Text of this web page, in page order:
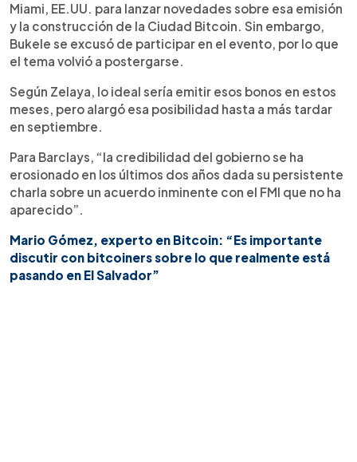
Miami, EE.UU. para lanzar novedades sobre esa emisión
y la construcción de la Ciudad Bitcoin. Sin embargo,
Bukele se excusó de participar en el evento, por lo que
el tema volvió a postergarse.
Según Zelaya, lo ideal sería emitir esos bonos en estos
meses, pero alargó esa posibilidad hasta a más tardar
en septiembre.
Para Barclays, “la credibilidad del gobierno se ha
erosionado en los últimos dos años dada su persistente
charla sobre un acuerdo inminente con el FMI que no ha
aparecido”.
Mario Gómez, experto en Bitcoin: “Es importante
discutir con bitcoiners sobre lo que realmente está
pasando en El Salvador”